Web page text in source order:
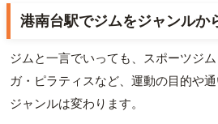
港南台駅でジムをジャンルか
ジムと一言でいっても、スポーツジ
ガ・ピラティスなど、運動の目的や
ジャンルは変わります。